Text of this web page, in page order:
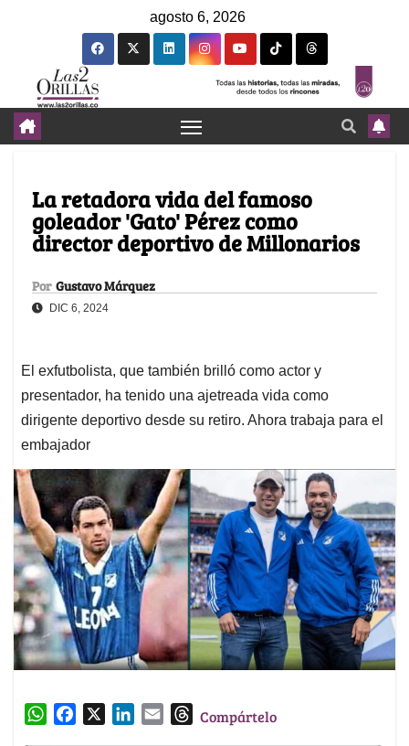
agosto 6, 2026
La retadora vida del famoso
goleador 'Gato' Pérez como
director deportivo de Millonarios
Por Gustavo Márquez
DIC 6, 2024
El exfutbolista, que también brilló como actor y
presentador, ha tenido una ajetreada vida como
dirigente deportivo desde su retiro. Ahora trabaja para el
embajador
W
TCompártelo